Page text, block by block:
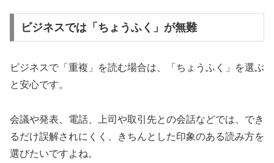
ビジネスでは「ちょうふく」が無難
ビジネスで「重複」を読む場合は、「ちょうふく」を選ぶ
と安心です。
会議や発表、電話、上司や取引先との会話などでは、でき
るだけ誤解されにくく、きちんとした印象のある読み方を
選びたいですよね。